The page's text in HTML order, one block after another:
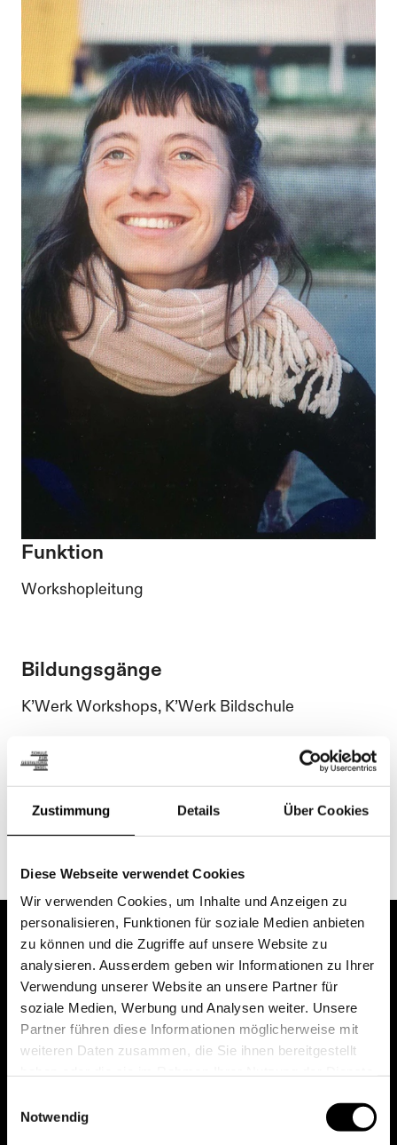
Zustimmung Details Über Cookies
Diese Webseite verwendet Cookies
Wir verwenden Cookies, um Inhalte und Anzeigen zu
personalisieren, Funktionen für soziale Medien anbieten
zu können und die Zugriffe auf unsere Website zu
analysieren. Ausserdem geben wir Informationen zu Ihrer
Verwendung unserer Website an unsere Partner für
soziale Medien, Werbung und Analysen weiter. Unsere
Partner führen diese Informationen möglicherweise mit
weiteren Daten zusammen, die Sie ihnen bereitgestellt
Notwendig
Funktion
Workshopleitung
Bildungsgänge
K’Werk Workshops, K’Werk Bildschule
Kontakt
maja.mueller07@bluewin.ch